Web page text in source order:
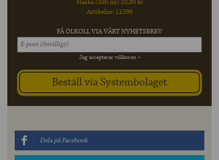
Flaska (330 ml) 23,90 kr
Artikelnr: 11598
FÅ ÖLKOLL VIA VÅRT NYHETSBREV
Jag accepterar villkoren »
Dela på Facebook